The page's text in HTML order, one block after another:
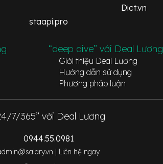
Dict.vn
staapi.pro
“deep dive” với Deal Lương
Giới thiệu Deal Lương
Hướng dẫn sử dụng
Phương pháp luận
7/365” với Deal Lương
0944.55.0981
| Liên hệ ngay